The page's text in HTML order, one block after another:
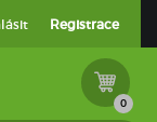
Registrace
0